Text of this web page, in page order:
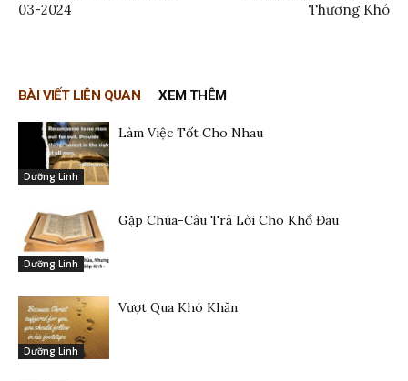
03-2024
Thương Khó
BÀI VIẾT LIÊN QUAN XEM THÊM
Dưỡng Linh
Làm Việc Tốt Cho Nhau
Dưỡng Linh
Gặp Chúa-Câu Trả Lời Cho Khổ Đau
Dưỡng Linh
Vượt Qua Khó Khăn